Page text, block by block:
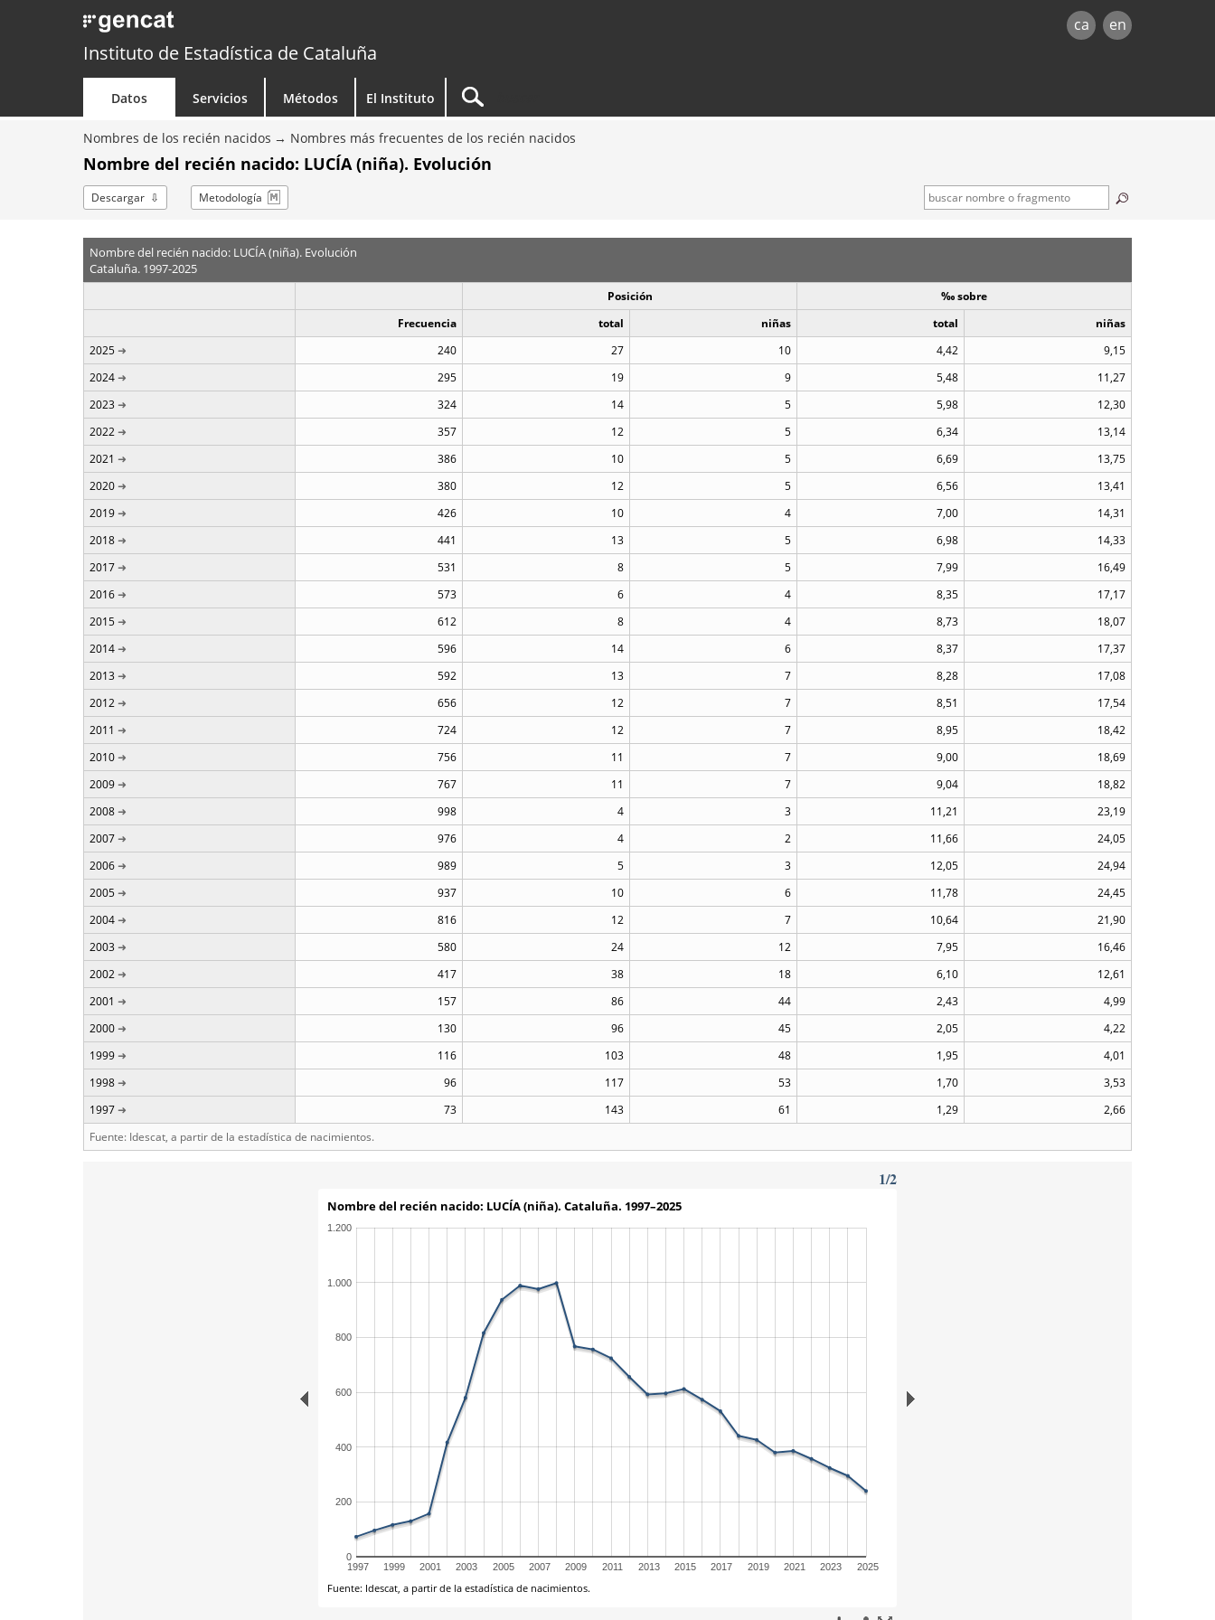
ca en
Instituto de Estadística de Cataluña
Datos Servicios Métodos El Instituto
Nombres de los recién nacidos Nombres más frecuentes de los recién nacidos
Nombre del recién nacido: LUCÍA (niña). Evolución
Descargar Metodología
Nombre del recién nacido: LUCÍA (niña). Evolución
Cataluña. 1997-2025
Posición
‰ sobre
Frecuencia
total niñas total
niñas
2025
240 27 10 4,42
9,15
2024
295 19 9 5,48
11,27
2023
324 14 5 5,98
12,30
2022
357 12 5 6,34
13,14
2021
386 10 5 6,69
13,75
2020
380 12 5 6,56
13,41
2019
426 10 4 7,00
14,31
2018
441 13 5 6,98
14,33
2017
531 8 5 7,99
16,49
2016
573 6 4 8,35
17,17
2015
612 8 4 8,73
18,07
2014
596 14 6 8,37
17,37
2013
592 13 7 8,28
17,08
2012
656 12 7 8,51
17,54
2011
724 12 7 8,95
18,42
2010
756 11 7 9,00
18,69
2009
767 11 7 9,04
18,82
2008
998 4 3 11,21
23,19
2007
976 4 2 11,66
24,05
2006
989 5 3 12,05
24,94
2005
937 10 6 11,78
24,45
2004
816 12 7 10,64
21,90
2003
580 24 12 7,95
16,46
2002
417 38 18 6,10
12,61
2001
157 86 44 2,43
4,99
2000
130 96 45 2,05
4,22
1999
116 103 48 1,95
4,01
1998
96 117 53 1,70
3,53
1997
73 143 61 1,29
2,66
Fuente: Idescat, a partir de la estadística de nacimientos.